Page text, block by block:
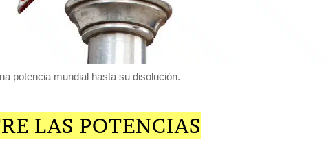
potencia mundial hasta su disolución.
LAS POTENCIAS